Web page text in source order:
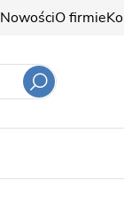
NowościO firmie